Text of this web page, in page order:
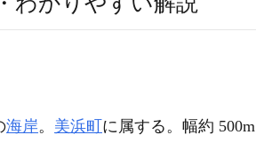
海岸。 美浜町 に属する。幅約 500m